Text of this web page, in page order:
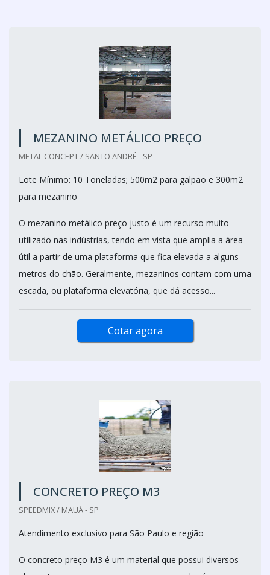
MEZANINO METÁLICO PREÇO
METAL CONCEPT / SANTO ANDRÉ - SP
Lote Mínimo: 10 Toneladas; 500m2 para galpão e 300m2
para mezanino
O mezanino metálico preço justo é um recurso muito
utilizado nas indústrias, tendo em vista que amplia a área
útil a partir de uma plataforma que fica elevada a alguns
metros do chão. Geralmente, mezaninos contam com uma
escada, ou plataforma elevatória, que dá acesso...
Cotar agora
CONCRETO PREÇO M3
SPEEDMIX / MAUÁ - SP
Atendimento exclusivo para São Paulo e região
O concreto preço M3 é um material que possui diversos